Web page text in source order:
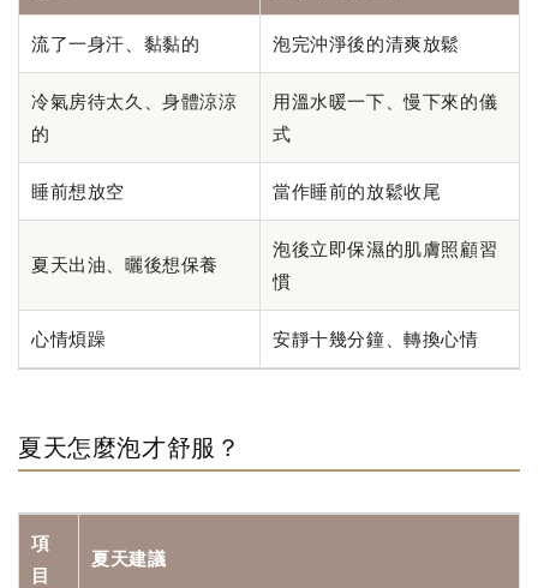
流了一身汗、黏黏的 泡完沖淨後的清爽放鬆
冷氣房待太久、身體涼涼
的
用溫水暖一下、慢下來的儀
式
睡前想放空 當作睡前的放鬆收尾
夏天出油、曬後想保養
泡後立即保濕的肌膚照顧習
慣
心情煩躁 安靜十幾分鐘、轉換心情
夏天怎麼泡才舒服？
項
目
夏天建議